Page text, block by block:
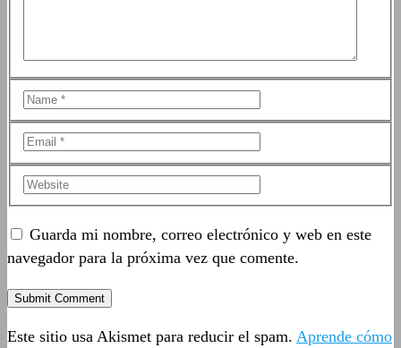
Guarda mi nombre, correo electrónico y web en este
navegador para la próxima vez que comente.
Este sitio usa Akismet para reducir el spam. Aprende cómo